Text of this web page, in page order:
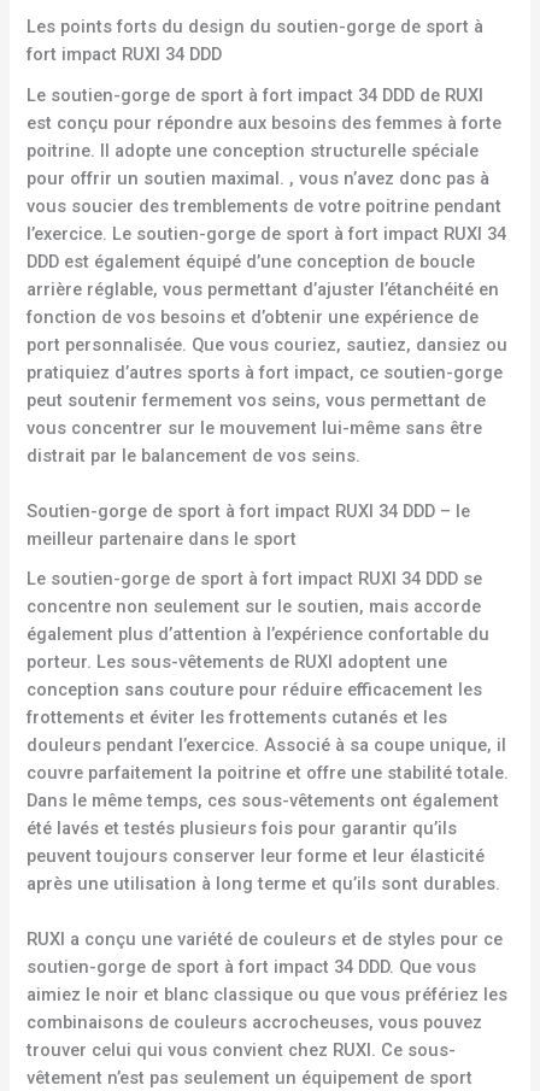
Les points forts du design du soutien-gorge de sport à
fort impact RUXI 34 DDD
Le soutien-gorge de sport à fort impact 34 DDD de RUXI
est conçu pour répondre aux besoins des femmes à forte
poitrine. Il adopte une conception structurelle spéciale
pour offrir un soutien maximal. , vous n’avez donc pas à
vous soucier des tremblements de votre poitrine pendant
l’exercice. Le soutien-gorge de sport à fort impact RUXI 34
DDD est également équipé d’une conception de boucle
arrière réglable, vous permettant d’ajuster l’étanchéité en
fonction de vos besoins et d’obtenir une expérience de
port personnalisée. Que vous couriez, sautiez, dansiez ou
pratiquiez d’autres sports à fort impact, ce soutien-gorge
peut soutenir fermement vos seins, vous permettant de
vous concentrer sur le mouvement lui-même sans être
distrait par le balancement de vos seins.
Soutien-gorge de sport à fort impact RUXI 34 DDD – le
meilleur partenaire dans le sport
Le soutien-gorge de sport à fort impact RUXI 34 DDD se
concentre non seulement sur le soutien, mais accorde
également plus d’attention à l’expérience confortable du
porteur. Les sous-vêtements de RUXI adoptent une
conception sans couture pour réduire efficacement les
frottements et éviter les frottements cutanés et les
douleurs pendant l’exercice. Associé à sa coupe unique, il
couvre parfaitement la poitrine et offre une stabilité totale.
Dans le même temps, ces sous-vêtements ont également
été lavés et testés plusieurs fois pour garantir qu’ils
peuvent toujours conserver leur forme et leur élasticité
après une utilisation à long terme et qu’ils sont durables.
RUXI a conçu une variété de couleurs et de styles pour ce
soutien-gorge de sport à fort impact 34 DDD. Que vous
aimiez le noir et blanc classique ou que vous préfériez les
combinaisons de couleurs accrocheuses, vous pouvez
trouver celui qui vous convient chez RUXI. Ce sous-
vêtement n’est pas seulement un équipement de sport